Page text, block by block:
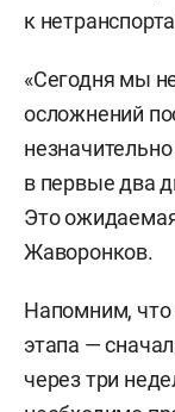
к
«Сегодня мы
осложнений
в первые два
Это
Жаворонков.
Напомним, что
этапа —
через три